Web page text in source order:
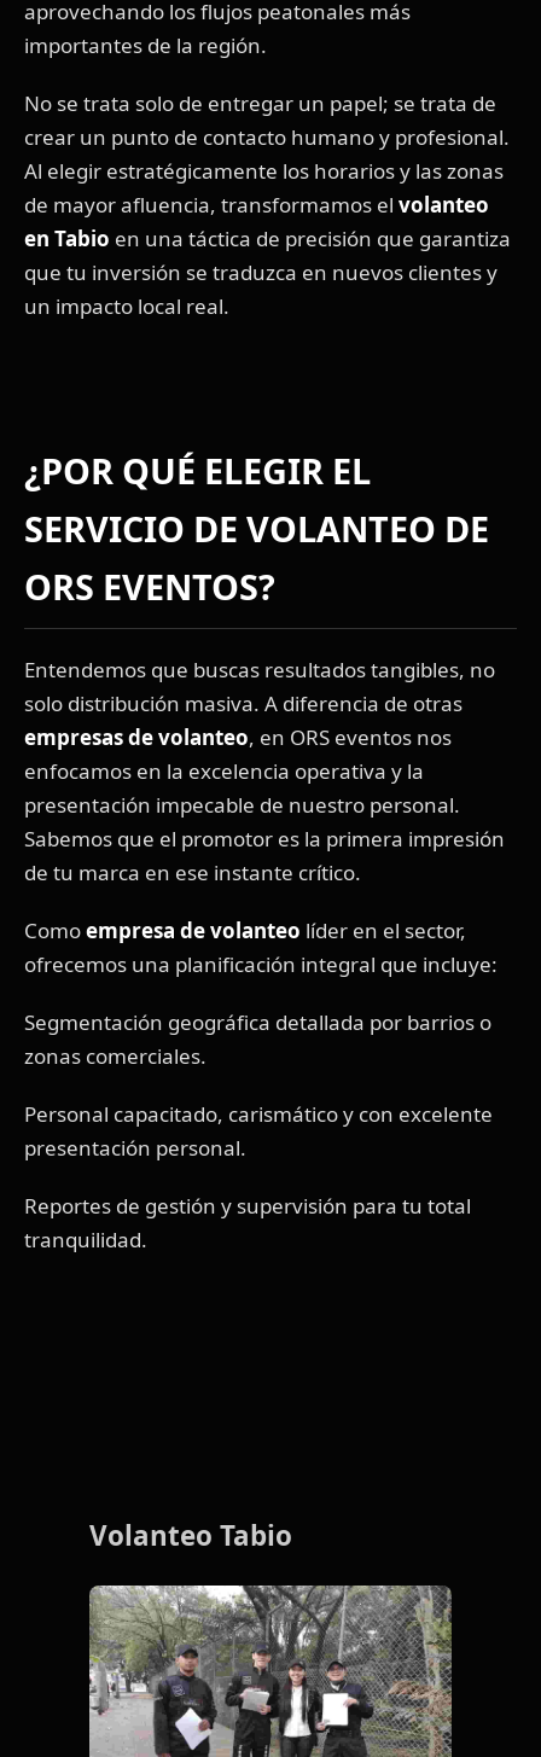
aprovechando los flujos peatonales más
importantes de la región.
No se trata solo de entregar un papel; se trata de
crear un punto de contacto humano y profesional.
Al elegir estratégicamente los horarios y las zonas
de mayor afluencia, transformamos el volanteo
en Tabio en una táctica de precisión que garantiza
que tu inversión se traduzca en nuevos clientes y
un impacto local real.
¿POR QUÉ ELEGIR EL
SERVICIO DE VOLANTEO DE
ORS EVENTOS?
Entendemos que buscas resultados tangibles, no
solo distribución masiva. A diferencia de otras
empresas de volanteo, en ORS eventos nos
enfocamos en la excelencia operativa y la
presentación impecable de nuestro personal.
Sabemos que el promotor es la primera impresión
de tu marca en ese instante crítico.
Comoempresa de volanteo líder en el sector,
ofrecemos una planificación integral que incluye:
Segmentación geográfica detallada por barrios o
zonas comerciales.
Personal capacitado, carismático y con excelente
presentación personal.
Reportes de gestión y supervisión para tu total
tranquilidad.
Volanteo Tabio